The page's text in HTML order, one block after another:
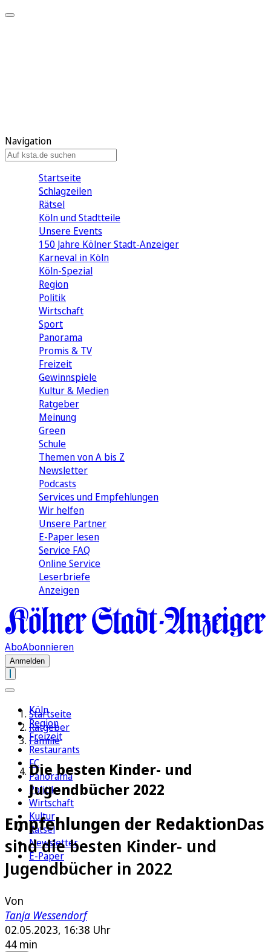
Navigation
Startseite
Schlagzeilen
Rätsel
Köln und Stadtteile
Unsere Events
150 Jahre Kölner Stadt-Anzeiger
Karneval in Köln
Köln-Spezial
Region
Politik
Wirtschaft
Sport
Panorama
Promis & TV
Freizeit
Gewinnspiele
Kultur & Medien
Ratgeber
Meinung
Green
Schule
Themen von A bis Z
Newsletter
Podcasts
Services und Empfehlungen
Wir helfen
Unsere Partner
E-Paper lesen
Service FAQ
Online Service
Leserbriefe
Anzeigen
AboAbonnieren
Anmelden
Köln
Region
Freizeit
Restaurants
FC
Panorama
Politik
Wirtschaft
Kultur
Rätsel
Newsletter
E-Paper
Startseite
Ratgeber
Familie
Die besten Kinder- und
Jugendbücher 2022
Empfehlungen der RedaktionDas
sind die besten Kinder- und
Jugendbücher in 2022
Von
Tanja Wessendorf
02.05.2023, 16:38 Uhr
44 min